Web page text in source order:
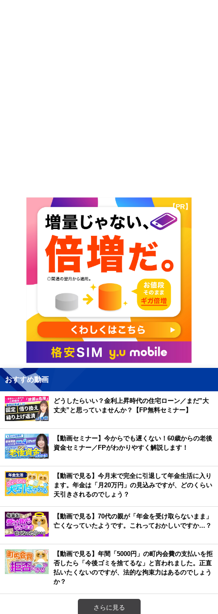
【PR】
おすすめ動画
どうしたらいい？金利上昇時代の住宅ローン／まだ”大
丈夫”と思っていませんか？【FP無料セミナー】
【動画セミナー】今からでも遅くない！60歳からの老後
資金セミナー／FPがわかりやすく解説します！
【動画で見る】今月末で完全に引退して年金生活に入り
ます。年金は「月20万円」の見込みですが、どのくらい
天引きされるのでしょう？
【動画で見る】70代の親が「年金を受け取らないまま」
亡くなっていたようです。これっておかしいですか…？
【動画で見る】年間「5000円」の町内会費の支払いを拒
否したら「今後ゴミを捨てるな」と言われました。正直
払いたくないのですが、法的な拘束力はあるのでしょう
か？
さらに見る